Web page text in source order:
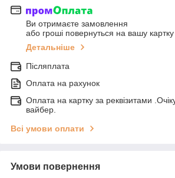
Ви отримаєте замовлення
або гроші повернуться на вашу картку
Детальніше
Післяплата
Оплата на рахунок
Оплата на картку за реквізитами
вайбер.
Всі умови оплати
Умови повернення